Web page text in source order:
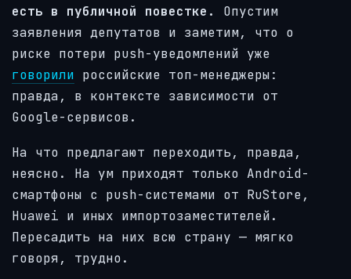
есть в публичной повестке. Опустим
заявления депутатов и заметим, что о
риске потери push-уведомлений уже
говорили российские топ-менеджеры:
правда, в контексте зависимости от
Google-сервисов.
На что предлагают переходить, правда,
неясно. На ум приходят только Android-
смартфоны с push-системами от RuStore,
Huawei и иных импортозаместителей.
Пересадить на них всю страну — мягко
говоря, трудно.